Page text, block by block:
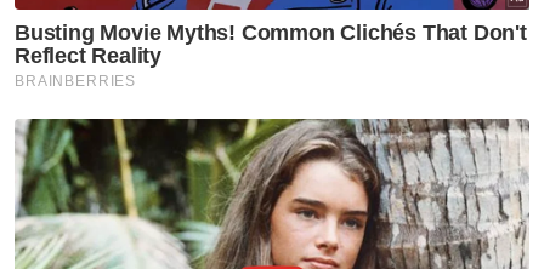
https://whatsapp.com/channel/